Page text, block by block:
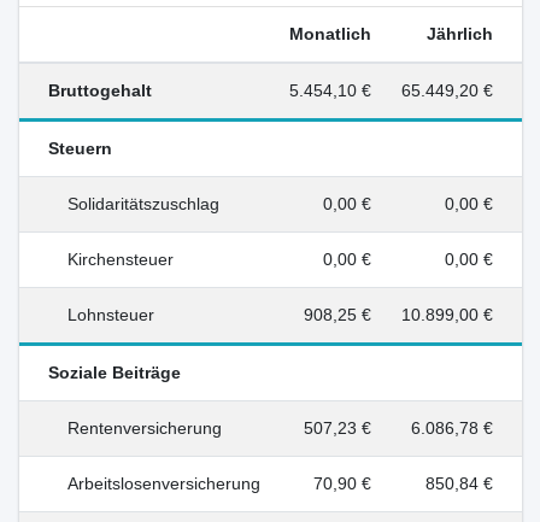
Monatlich Jährlich
Bruttogehalt 5.454,10 € 65.449,20 €
Steuern
Solidaritätszuschlag 0,00 € 0,00 €
Kirchensteuer 0,00 € 0,00 €
Lohnsteuer 908,25 € 10.899,00 €
Soziale Beiträge
Rentenversicherung 507,23 € 6.086,78 €
Arbeitslosenversicherung 70,90 € 850,84 €